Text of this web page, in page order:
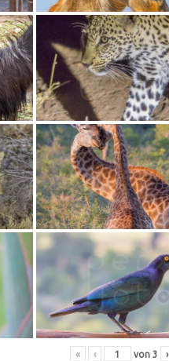
« ‹ von 3 ›